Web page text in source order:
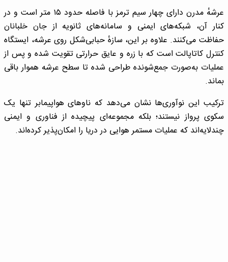
عرشهٔ مدرن دارای چهار سیم ترمز با فاصله حدود ۱۵ متر است و در
کنار آن، شبکه‌های ایمنی و سامانه‌های ثانویه از جان خلبانان
حفاظت می‌کنند. علاوه بر این، سازهٔ حبابی‌شکل روی عرشه، ایستگاه
کنترل کاتاپالت است که با زره و عایق حرارتی تقویت شده و پس از
عملیات به‌صورت جمع‌شونده طراحی شده تا سطح عرشه هموار باقی
بماند.
ترکیب این نوآوری‌ها نشان می‌دهد که ناوهای هواپیمابر تنها یک
سکوی پرواز نیستند؛ بلکه مجموعه‌ای پیچیده از فناوری و ایمنی
چندلایه‌اند که عملیات مستمر هوایی در دریا را امکان‌پذیر کرده‌اند.